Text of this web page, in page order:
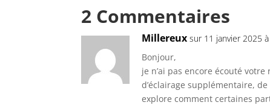
2 Commentaires
Millereux sur 11 janvier 2025
Bonjour,
je n’ai pas encore écouté
d’éclairage supplémentaire,
explore comment certaines